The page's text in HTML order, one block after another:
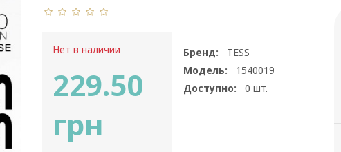
Нет в наличии
229.50
грн
Бренд:
TESS
Модель:
1540019
Доступно:
0 шт.